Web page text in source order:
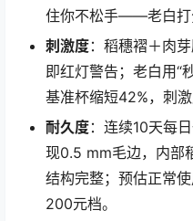
住你不松手——老白打
刺激度：稻穗褶＋肉
即红灯警告；老白用“
基准杯缩短42%，刺激
耐久度：连续10天每
现0.5 mm毛边，内部
结构完整；预估正常
200元档。